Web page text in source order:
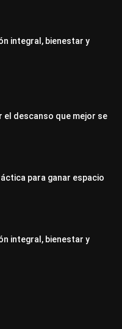
integral, bienestar y
el descanso que mejor se
para ganar espacio
integral, bienestar y